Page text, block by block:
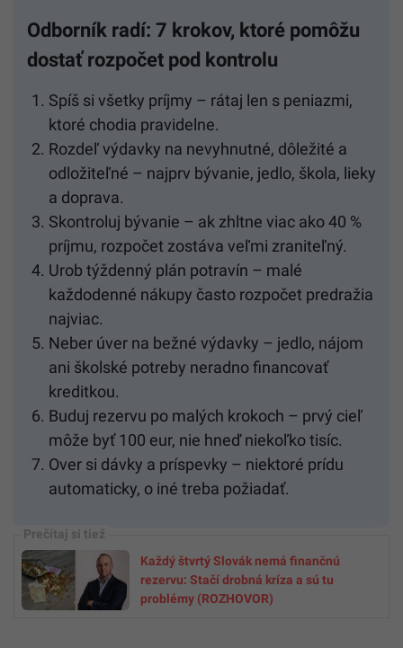
Odborník radí: 7 krokov, ktoré pomôžu
dostať rozpočet pod kontrolu
Spíš si všetky príjmy – rátaj len s peniazmi,
ktoré chodia pravidelne.
Rozdeľ výdavky na nevyhnutné, dôležité a
odložiteľné – najprv bývanie, jedlo, škola, lieky
a doprava.
Skontroluj bývanie – ak zhltne viac ako 40 %
príjmu, rozpočet zostáva veľmi zraniteľný.
Urob týždenný plán potravín – malé
každodenné nákupy často rozpočet predražia
najviac.
Neber úver na bežné výdavky – jedlo, nájom
ani školské potreby neradno financovať
kreditkou.
Buduj rezervu po malých krokoch – prvý cieľ
môže byť 100 eur, nie hneď niekoľko tisíc.
Over si dávky a príspevky – niektoré prídu
automaticky, o iné treba požiadať.
Každý štvrtý Slovák nemá finančnú
rezervu: Stačí drobná kríza a sú tu
problémy (ROZHOVOR)